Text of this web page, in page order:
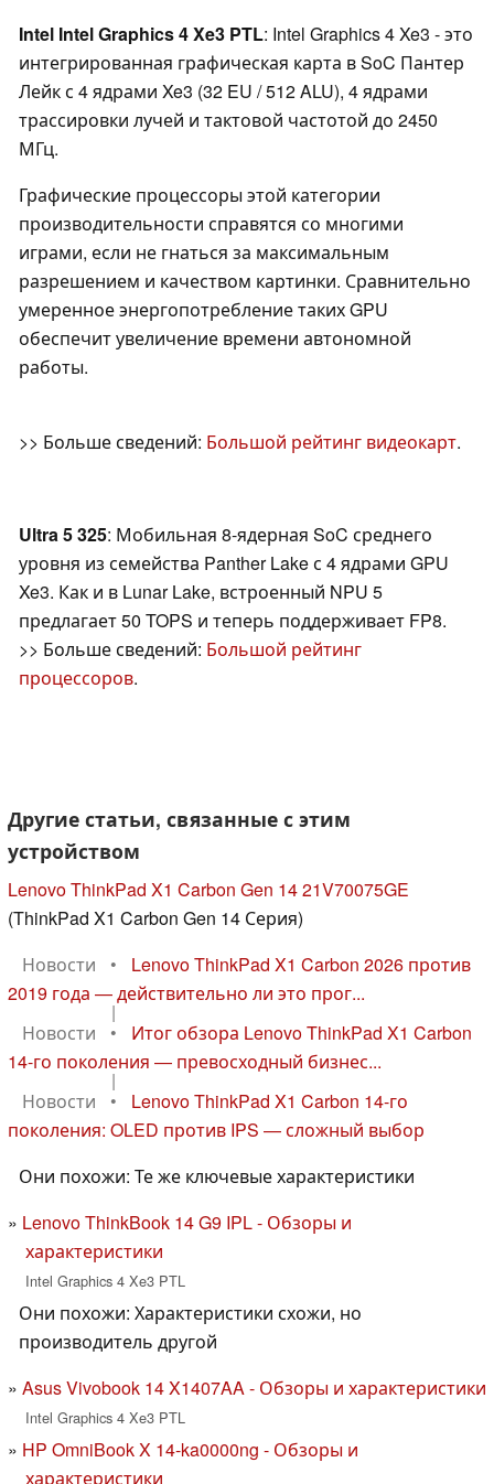
Intel Intel Graphics 4 Xe3 PTL: Intel Graphics 4 Xe3 - это
интегрированная графическая карта в SoC Пантер
Лейк с 4 ядрами Xe3 (32 EU / 512 ALU), 4 ядрами
трассировки лучей и тактовой частотой до 2450
МГц.
Графические процессоры этой категории
производительности справятся со многими
играми, если не гнаться за максимальным
разрешением и качеством картинки. Сравнительно
умеренное энергопотребление таких GPU
обеспечит увеличение времени автономной
работы.
>> Больше сведений: Большой рейтинг видеокарт.
Ultra 5 325: Мобильная 8-ядерная SoC среднего
уровня из семейства Panther Lake с 4 ядрами GPU
Xe3. Как и в Lunar Lake, встроенный NPU 5
предлагает 50 TOPS и теперь поддерживает FP8.
>> Больше сведений: Большой рейтинг
процессоров.
Другие статьи, связанные с этим
устройством
Lenovo ThinkPad X1 Carbon Gen 14 21V70075GE
(ThinkPad X1 Carbon Gen 14 Серия)
Новости
•
Lenovo ThinkPad X1 Carbon 2026 против
2019 года — действительно ли это прог...
|
Новости
•
Итог обзора Lenovo ThinkPad X1 Carbon
14-го поколения — превосходный бизнес...
|
Новости
•
Lenovo ThinkPad X1 Carbon 14-го
поколения: OLED против IPS — сложный выбор
Они похожи: Те же ключевые характеристики
Lenovo ThinkBook 14 G9 IPL - Обзоры и
характеристики
Intel Graphics 4 Xe3 PTL
Они похожи: Характеристики схожи, но
производитель другой
Asus Vivobook 14 X1407AA - Обзоры и характеристики
Intel Graphics 4 Xe3 PTL
HP OmniBook X 14-ka0000ng - Обзоры и
характеристики